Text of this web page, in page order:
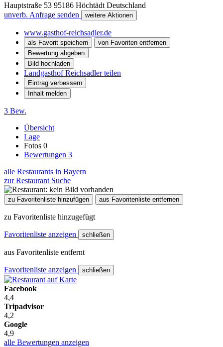
Hauptstraße 53 95186 Höchtädt Deutschland
unverb. Anfrage senden
weitere Aktionen
www.gasthof-reichsadler.de
als Favorit speichern
von Favoriten entfernen
Bewertung abgeben
Bild hochladen
Landgasthof Reichsadler teilen
Eintrag verbessern
Inhalt melden
3 Bew.
Übersicht
Lage
Fotos 0
Bewertungen 3
alle Restaurants in Bayern
zur Restaurant Suche
zu Favoritenliste hinzufügen aus Favoritenliste entfernen
zu Favoritenliste hinzugefügt
Favoritenliste anzeigen schließen
aus Favoritenliste entfernt
Favoritenliste anzeigen schließen
Facebook
4,4
Tripadvisor
4,2
Google
4,9
alle Bewertungen anzeigen